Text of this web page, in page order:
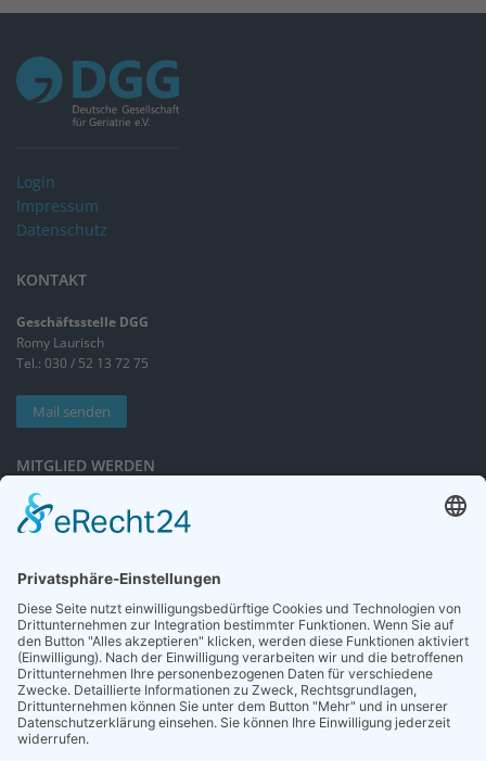
Login
Impressum
Datenschutz
KONTAKT
Geschäftsstelle DGG
Romy Laurisch
Tel.: 030 / 52 13 72 75
Mail senden
MITGLIED WERDEN
Sieben gute Gründe
für Ihre Mitgliedschaft
NEWSLETTER
Neuigkeiten rund um die Geriatrie und die DGG – regelmäßig in Ihrem
Postfach.